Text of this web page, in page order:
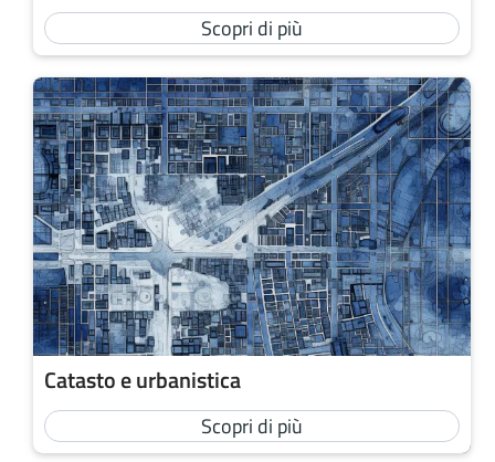
Scopri di più
Catasto e urbanistica
Scopri di più